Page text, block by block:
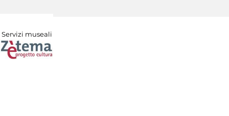
Servizi museali